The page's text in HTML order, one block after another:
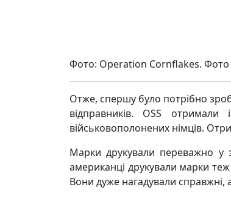
Фото: Operation Cornflakes. Фото
Отже, спершу було потрібно
відправників. OSS
військовополонених німців.
Марки друкували переважно у
американці друкували марки
Вони дуже нагадували справжні,